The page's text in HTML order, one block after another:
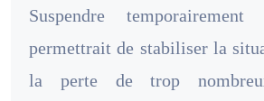
Suspendre
permettrait de stabiliser la
la perte de trop